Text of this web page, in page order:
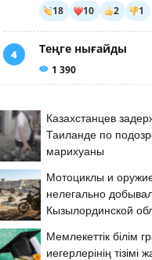
Казахстанцев
Таиланде по
марихуаны
Мотоциклы и
нелегально
Кызылординской
Мемлекеттік білім
иегерлерінің тізімі